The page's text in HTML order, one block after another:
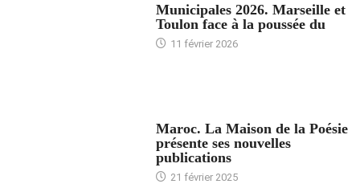
Municipales 2026. Marseille et
Toulon face à la poussée du
11 février 2026
Maroc. La Maison de la Poésie
présente ses nouvelles
publications
21 février 2025